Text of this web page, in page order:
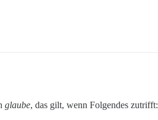
glaube, das gilt, wenn Folgendes zutrifft: